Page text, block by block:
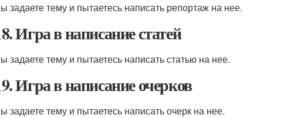
задаете тему и пытаетесь написать репортаж на нее.
Игра в написание статей
задаете тему и пытаетесь написать статью на нее.
Игра в написание очерков
задаете тему и пытаетесь написать очерк на нее.